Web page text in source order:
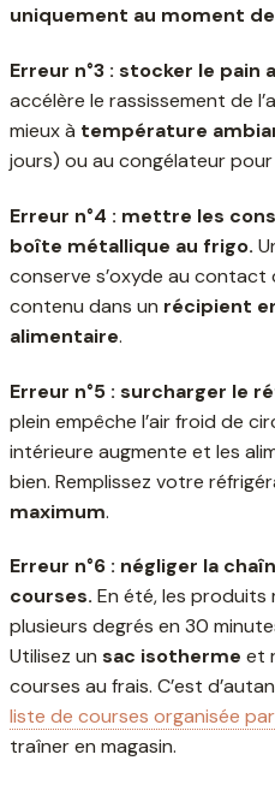
uniquement au moment
Erreur n°3 : stocker le pain
accélère le rassissement de
mieux à température
jours) ou au congélateur
Erreur n°4 : mettre les
boîte métallique au frigo.
conserve s’oxyde au contact
contenu dans un récipient
alimentaire.
Erreur n°5 : surcharger le
plein empêche l’air froid de
intérieure augmente et les
bien. Remplissez votre
maximum.
Erreur n°6 : négliger la
courses. En été, les
plusieurs degrés en 30
Utilisez un sac isotherme et
courses au frais. C’est
liste de courses organisée
traîner en magasin.